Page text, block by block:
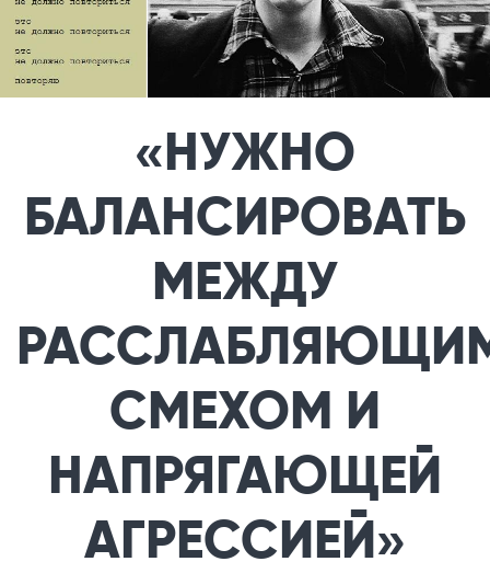
«НУЖНО
БАЛАНСИРОВАТЬ
МЕЖДУ
СМЕХОМ И
НАПРЯГАЮЩЕЙ
АГРЕССИЕЙ»